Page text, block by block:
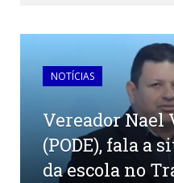
NOTÍCIAS
Vereador Nael
(PODE), fala a
da escola no